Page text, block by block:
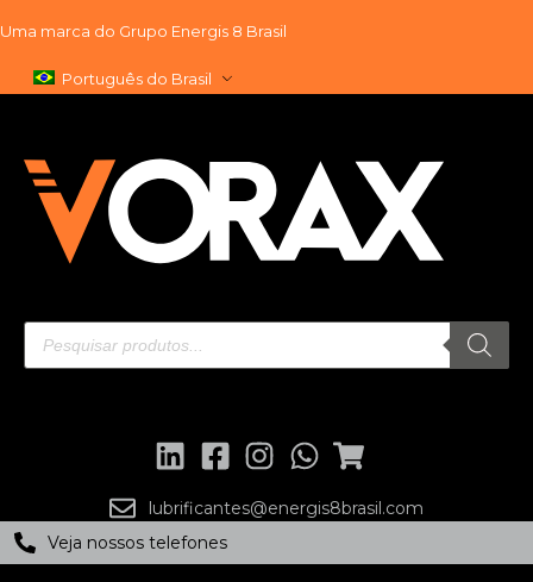
para
Uma marca do Grupo Energis 8 Brasil
Português do Brasil
lubrificantes@energis8brasil.com
Veja nossos telefones